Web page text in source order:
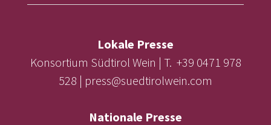
Lokale Presse
Konsortium Südtirol Wein | T. +39 0471 978
528 | press@suedtirolwein.com
Nationale Presse